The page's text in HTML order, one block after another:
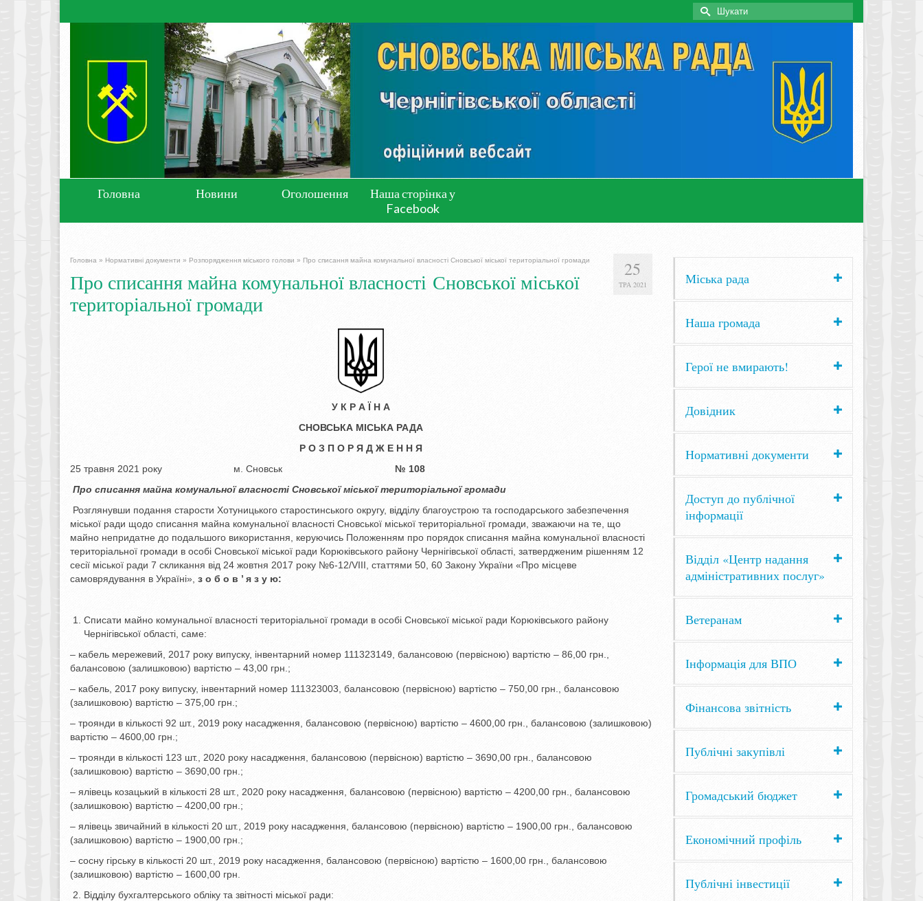
Search
for:
Головна Новини Оголошення
Наша сторінка у
Facebook
25
ТРА 2021
Головна » Нормативні документи » Розпорядження міського голови » Про списання майна комунальної власності Сновської міської територіальної громади
Про списання майна комунальної власності Сновської міської
територіальної громади
У К Р А Ї Н А
СНОВСЬКА МІСЬКА РАДА
Р О З П О Р Я Д Ж Е Н Н Я
25 травня 2021 року м. Сновськ № 108
Про списання майна комунальної власності Сновської міської територіальної громади
Розглянувши подання старости Хотуницького старостинського округу, відділу благоустрою та господарського забезпечення
міської ради щодо списання майна комунальної власності Сновської міської територіальної громади, зважаючи на те, що
майно непридатне до подальшого використання, керуючись Положенням про порядок списання майна комунальної власності
територіальної громади в особі Сновської міської ради Корюківського району Чернігівської області, затвердженим рішенням 12
сесії міської ради 7 скликання від 24 жовтня 2017 року №6-12/VIIІ, статтями 50, 60 Закону України «Про місцеве
самоврядування в Україні», з о б о в ’ я з у ю:
Списати майно комунальної власності територіальної громади в особі Сновської міської ради Корюківського району
Чернігівської області, саме:
– кабель мережевий, 2017 року випуску, інвентарний номер 111323149, балансовою (первісною) вартістю – 86,00 грн.,
балансовою (залишковою) вартістю – 43,00 грн.;
– кабель, 2017 року випуску, інвентарний номер 111323003, балансовою (первісною) вартістю – 750,00 грн., балансовою
(залишковою) вартістю – 375,00 грн.;
– троянди в кількості 92 шт., 2019 року насадження, балансовою (первісною) вартістю – 4600,00 грн., балансовою (залишковою)
вартістю – 4600,00 грн.;
– троянди в кількості 123 шт., 2020 року насадження, балансовою (первісною) вартістю – 3690,00 грн., балансовою
(залишковою) вартістю – 3690,00 грн.;
– ялівець козацький в кількості 28 шт., 2020 року насадження, балансовою (первісною) вартістю – 4200,00 грн., балансовою
(залишковою) вартістю – 4200,00 грн.;
– ялівець звичайний в кількості 20 шт., 2019 року насадження, балансовою (первісною) вартістю – 1900,00 грн., балансовою
(залишковою) вартістю – 1900,00 грн.;
– сосну гірську в кількості 20 шт., 2019 року насадження, балансовою (первісною) вартістю – 1600,00 грн., балансовою
(залишковою) вартістю – 1600,00 грн.
Відділу бухгалтерського обліку та звітності міської ради:
Міська рада
Наша громада
Герої не вмирають!
Довідник
Нормативні документи
Доступ до публічної
інформації
Відділ «Центр надання
адміністративних послуг»
Ветеранам
Інформація для ВПО
Фінансова звітність
Публічні закупівлі
Громадський бюджет
Економічний профіль
Публічні інвестиції